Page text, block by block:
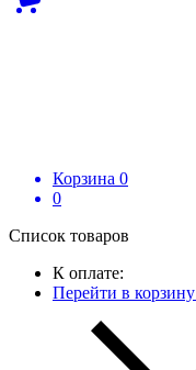
Корзина 0
0
Список товаров
К оплате:
Перейти в корзину